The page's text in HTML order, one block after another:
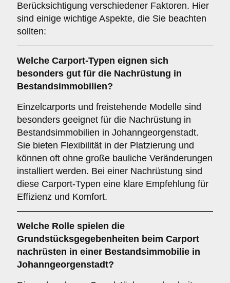
Berücksichtigung verschiedener Faktoren. Hier
sind einige wichtige Aspekte, die Sie beachten
sollten:
Welche Carport-Typen eignen sich
besonders gut für die Nachrüstung in
Bestandsimmobilien?
Einzelcarports und freistehende Modelle sind
besonders geeignet für die Nachrüstung in
Bestandsimmobilien in Johanngeorgenstadt.
Sie bieten Flexibilität in der Platzierung und
können oft ohne große bauliche Veränderungen
installiert werden. Bei einer Nachrüstung sind
diese Carport-Typen eine klare Empfehlung für
Effizienz und Komfort.
Welche Rolle spielen die
Grundstücksgegebenheiten beim Carport
nachrüsten in einer Bestandsimmobilie in
Johanngeorgenstadt?